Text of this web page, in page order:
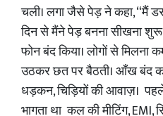
चली। लगा जैसे पेड़ ने कहा, “मैं
दिन से मैंने पेड़ बनना सीखना
फोन बंद किया। लोगों से मिलना
उठकर छत पर बैठती। आँख बंद
धड़कन, चिड़ियों की आवाज़।
भागता था कल की मीटिंग, EMI,